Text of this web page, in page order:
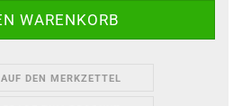
AUF DEN MERKZETTEL